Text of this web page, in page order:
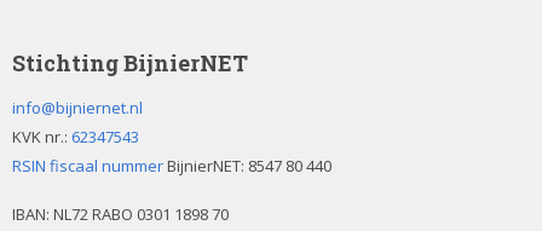
Stichting BijnierNET
info@bijniernet.nl
KVK nr.: 62347543
RSIN fiscaal nummerBijnierNET: 8547 80 440
IBAN: NL72 RABO 0301 1898 70